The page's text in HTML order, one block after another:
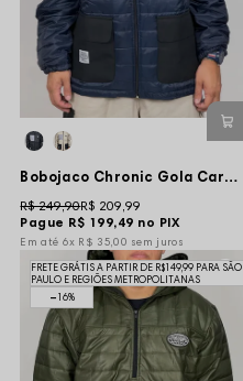
Bobojaco Chronic Gola Careca Tag World Refletivo - Marinho
Pague R$ 199,49 no PIX
R$ 249,90R$ 209,99
6x R$ 35,00 sem juros
16%
FRETE GRÁTIS A PARTIR DE R$149,99 PARA SÃO
PAULO E REGIÕES METROPOLITANAS